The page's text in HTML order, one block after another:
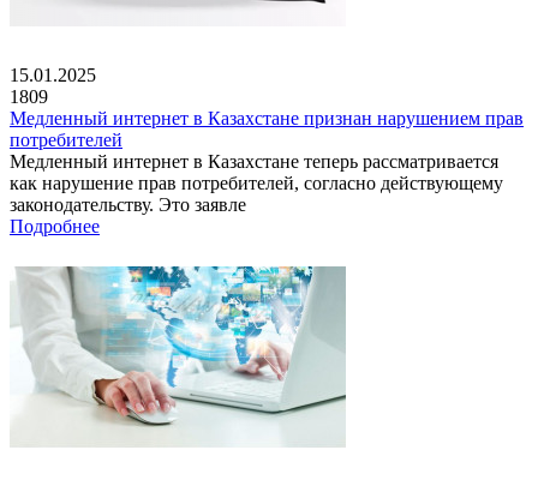
15.01.2025
1809
Медленный интернет в Казахстане признан нарушением прав
потребителей
Медленный интернет в Казахстане теперь рассматривается
как нарушение прав потребителей, согласно действующему
законодательству. Это заявле
Подробнее